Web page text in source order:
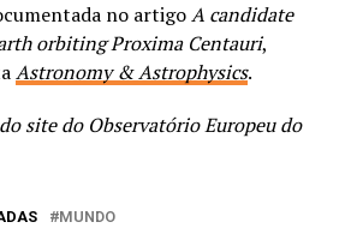
no artigoA candidate
orbiting Proxima Centauri,
Astronomy & Astrophysics.
site do Observatório Europeu do
MUNDO